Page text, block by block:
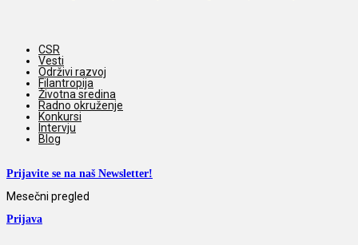
CSR
Vesti
Održivi razvoj
Filantropija
Životna sredina
Radno okruženje
Konkursi
Intervju
Blog
Prijavite se na naš Newsletter!
Mesečni pregled
Prijava